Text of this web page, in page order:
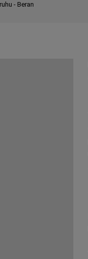
- Beran